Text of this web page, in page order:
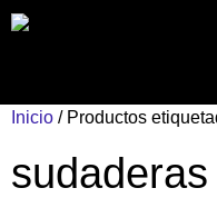
Inicio / Productos